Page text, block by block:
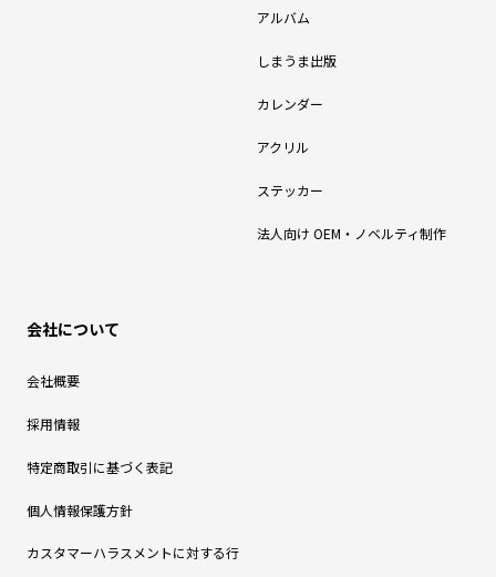
アルバム
しまうま出版
カレンダー
アクリル
ステッカー
法人向け OEM・ノベルティ制作
会社について
会社概要
採用情報
特定商取引に基づく表記
個人情報保護方針
カスタマーハラスメントに対する行